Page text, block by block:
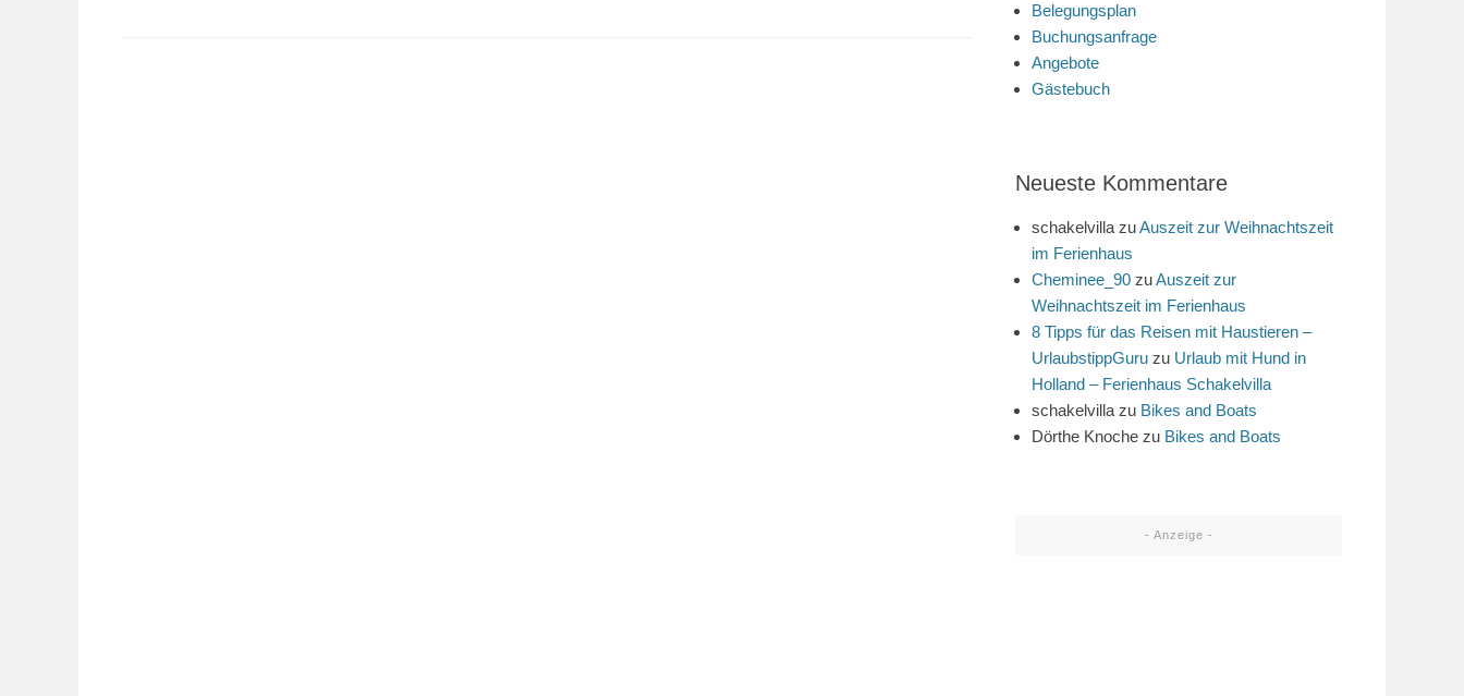
Belegungsplan
Buchungsanfrage
Angebote
Gästebuch
Neueste Kommentare
schakelvilla zuAuszeit zur Weihnachtszeit
im Ferienhaus
Cheminee_90 zuAuszeit zur
Weihnachtszeit im Ferienhaus
8 Tipps für das Reisen mit Haustieren –
UrlaubstippGuru zu Urlaub mit Hund in
Holland – Ferienhaus Schakelvilla
schakelvilla zu Bikes and Boats
Dörthe Knoche zu Bikes and Boats
- Anzeige -